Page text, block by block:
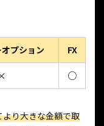
プション FX
○
り大きな金額で取